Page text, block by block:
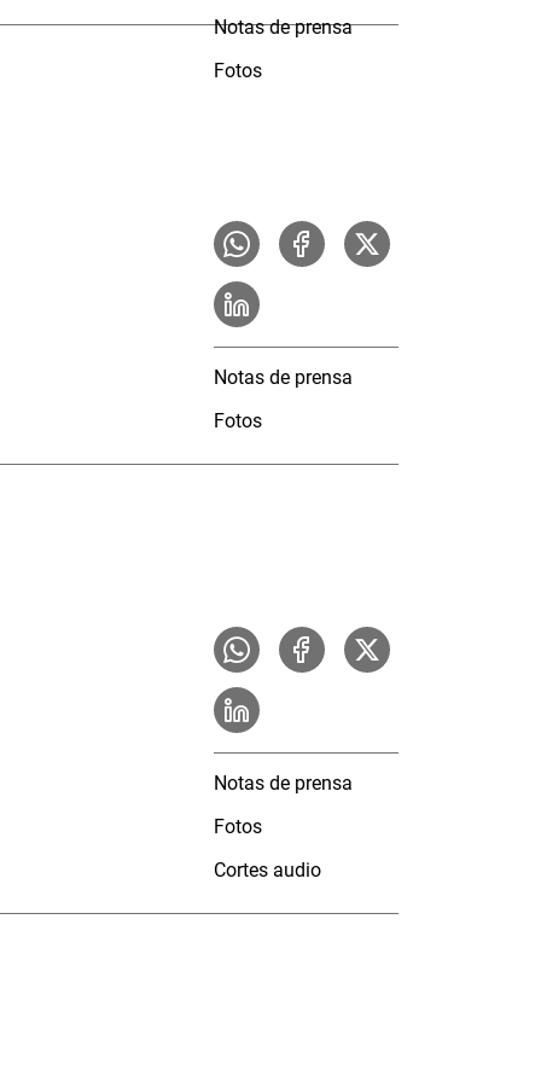
Notas de prensa
Fotos
Notas de prensa
Fotos
Notas de prensa
Fotos
Cortes audio